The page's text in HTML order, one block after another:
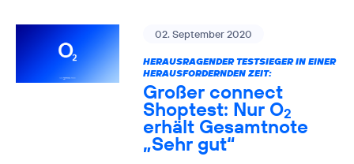
02. September 2020
HERAUSRAGENDER TESTSIEGER IN EINER
HERAUSFORDERNDEN ZEIT:
Großer connect
Shoptest: Nur O2
erhält Gesamtnote
„Sehr gut“